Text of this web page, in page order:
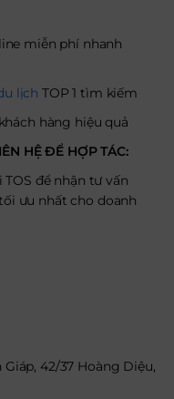
miễn phí nhanh
lịch TOP 1 tìm kiếm
hàng hiệu quả
HỆ ĐỂ HỢP TÁC:
để nhận tư vấn
ưu nhất cho doanh
Giáp, 42/37 Hoàng Diệu,